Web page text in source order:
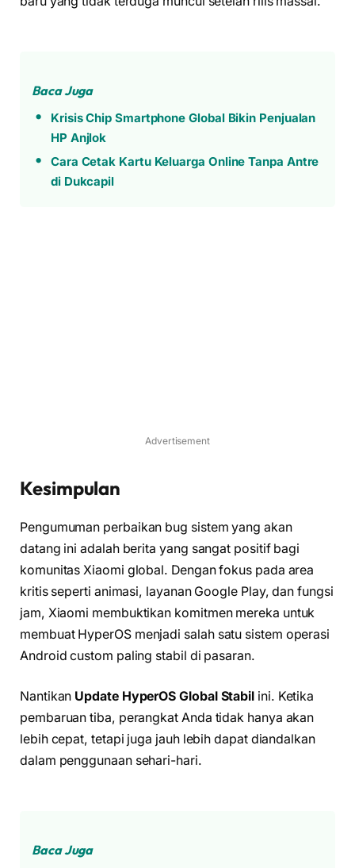
Baca Juga
Krisis Chip Smartphone Global Bikin Penjualan
HP Anjlok
Cara Cetak Kartu Keluarga Online Tanpa Antre
di Dukcapil
Advertisement
Kesimpulan
Pengumuman perbaikan bug sistem yang akan
datang ini adalah berita yang sangat positif bagi
komunitas Xiaomi global. Dengan fokus pada area
kritis seperti animasi, layanan Google Play, dan fungsi
jam, Xiaomi membuktikan komitmen mereka untuk
membuat HyperOS menjadi salah satu sistem operasi
Android custom paling stabil di pasaran.
Nantikan Update HyperOS Global Stabil ini. Ketika
pembaruan tiba, perangkat Anda tidak hanya akan
lebih cepat, tetapi juga jauh lebih dapat diandalkan
dalam penggunaan sehari-hari.
Baca Juga